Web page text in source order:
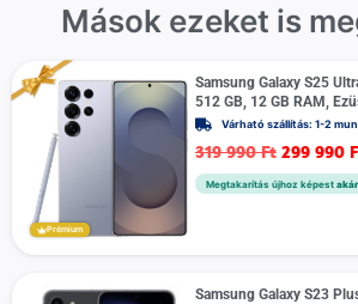
Mások ezeket is
Prémium
Samsung Galaxy S25
512 GB, 12 GB RAM,
Várható szállítás: 1-2
319 990Ft 299 990
Megtakarítás újhoz képest
Samsung Galaxy S23